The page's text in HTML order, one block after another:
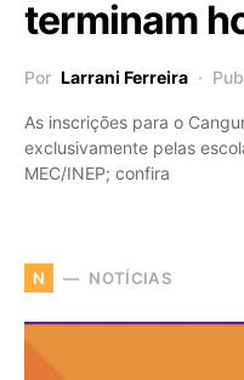
terminam
Por Larrani Ferreira
As inscrições para o
exclusivamente pelas
MEC/INEP; confira
N NOTÍCIAS